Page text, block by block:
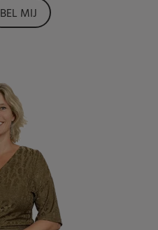
BEL MIJ